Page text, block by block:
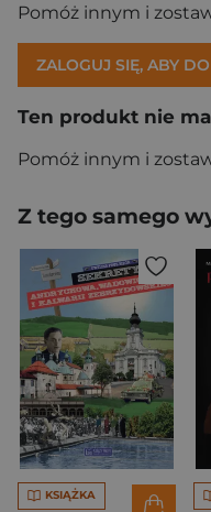
Pomóż innym i
ZALOGUJ SIĘ, ABY
Ten produkt nie
Pomóż innym i
Z tego samego
KSIĄŻKA